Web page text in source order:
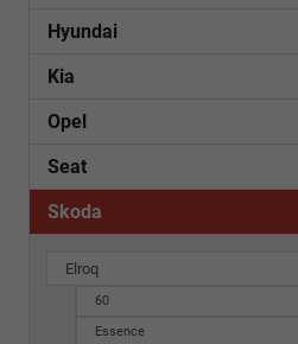
Hyundai
Kia
Opel
Seat
Skoda
Elroq
60
Essence